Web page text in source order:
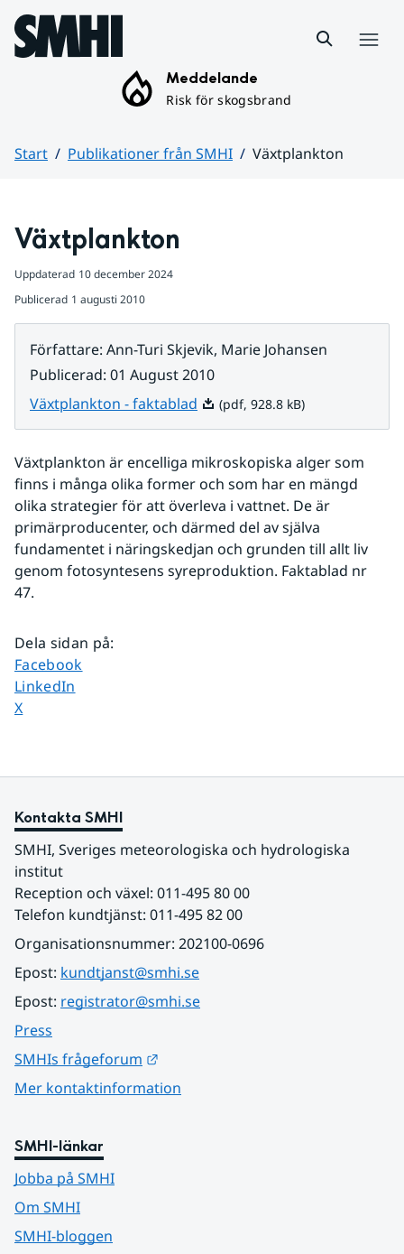
Hoppa till sidans innehåll
Meddelande
Risk för skogsbrand
Start Publikationer från SMHI
Växtplankton
Växtplankton
Uppdaterad 10 december 2024
Publicerad 1 augusti 2010
Författare: Ann-Turi Skjevik, Marie Johansen
Publicerad: 01 August 2010
Växtplankton - faktablad Pdf, 928.8 kB.
(pdf, 928.8 kB)
Växtplankton är encelliga mikroskopiska alger som
finns i många olika former och som har en mängd
olika strategier för att överleva i vattnet. De är
primärproducenter, och därmed del av själva
fundamentet i näringskedjan och grunden till allt liv
genom fotosyntesens syreproduktion. Faktablad nr
47.
Dela sidan på:
Dela sidan på
Facebook
Dela sidan på
LinkedIn
Dela sidan på
X
Kontakta SMHI
SMHI, Sveriges meteorologiska och hydrologiska
institut
Reception och växel: 011-495 80 00
Telefon kundtjänst: 011-495 82 00
Organisationsnummer: 202100-0696
Epost: kundtjanst@smhi.se
Epost: registrator@smhi.se
Press
SMHIs frågeforum
Mer kontaktinformation
SMHI-länkar
Jobba på SMHI
Om SMHI
SMHI-bloggen